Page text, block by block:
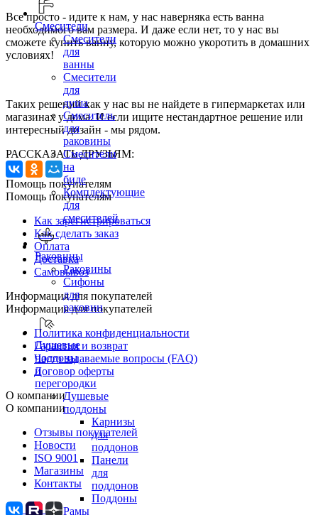
Смесители
Смесители
для
ванны
Смесители
для
душа
Смеситель
для
раковины
Смесители
на
биде
Комплектующие
для
смесителей
Раковины
Раковины
Сифоны
для
раковин
Душевые
поддоны
и
перегородки
Душевые
поддоны
Карнизы
для
поддонов
Панели
для
поддонов
Поддоны
Рамы
Все просто - идите к нам, у нас наверняка есть ванна
необходимого вам размера. И даже если нет, то у нас вы
сможете купить ванну, которую можно укоротить в домашних
условиях!
Таких решений как у нас вы не найдете в гипермаркетах или
магазинах у дома. И если ищите нестандартное решение или
интересный дизайн - мы рядом.
РАССКАЗАТЬ ДРУЗЬЯМ:
Помощь покупателям
Помощь покупателям
Как зарегистрироваться
Как сделать заказ
Оплата
Доставка
Самовывоз
Информация для покупателей
Информация для покупателей
Политика конфиденциальности
Гарантия и возврат
Часто задаваемые вопросы (FAQ)
Договор оферты
О компании
О компании
Отзывы покупателей
Новости
ISO 9001
Магазины
Контакты